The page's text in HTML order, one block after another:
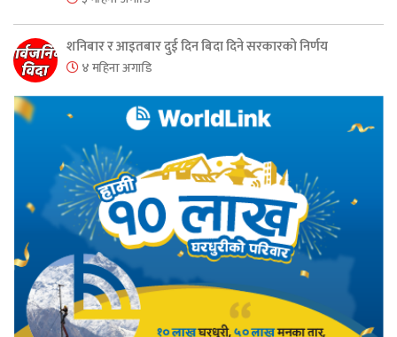
शनिबार र आइतबार दुई दिन बिदा दिने सरकारको निर्णय
४ महिना अगाडि